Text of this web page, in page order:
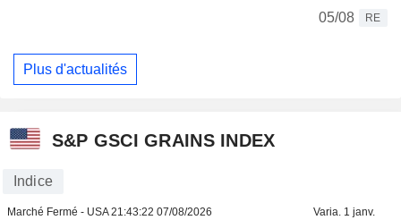
05/08
RE
Plus d'actualités
S&P GSCI GRAINS INDEX
Indice
Marché Fermé - USA21:43:22 07/08/2026 Varia. 1 janv.